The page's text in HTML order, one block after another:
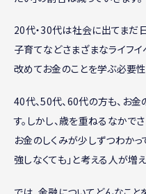
20代・30代は社会に出てまだ
子育てなどさまざまなライフイ
改めてお金のことを学ぶ必要
40代、50代、60代の方も、お
す。しかし、歳を重ねるなかで
お金のしくみが少しずつわかっ
強しなくても」と考える人が増